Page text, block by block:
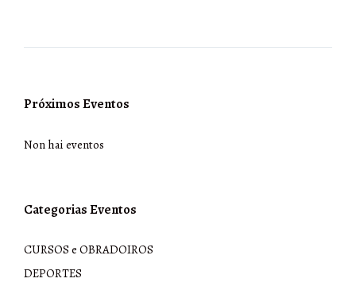
Próximos Eventos
Non hai eventos
Categorias Eventos
CURSOS e OBRADOIROS
DEPORTES